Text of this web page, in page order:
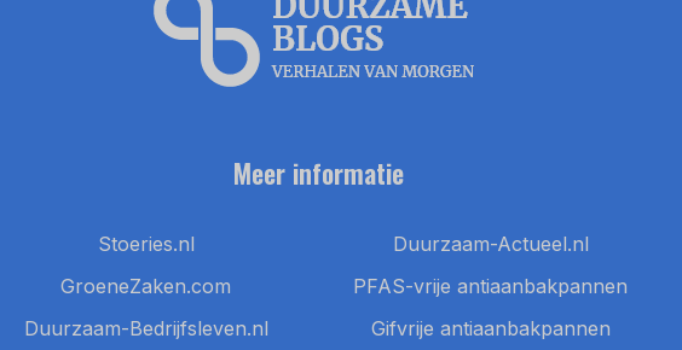
Meer informatie
Stoeries.nl
GroeneZaken.com
Duurzaam-Bedrijfsleven.nl
Duurzaam-Actueel.nl
PFAS-vrije antiaanbakpannen
Gifvrije antiaanbakpannen